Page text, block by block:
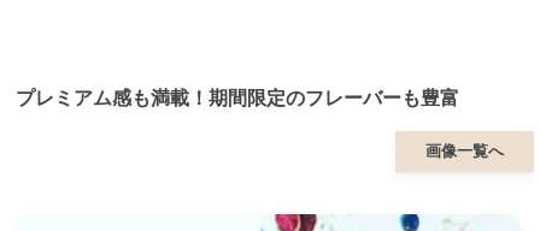
プレミアム感も満載！期間限定のフレーバーも豊富
画像一覧へ